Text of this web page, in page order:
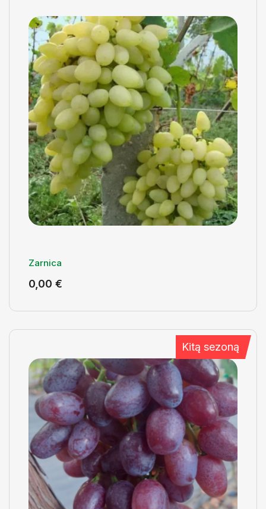
Zarnica
0,00 €
Kitą sezoną